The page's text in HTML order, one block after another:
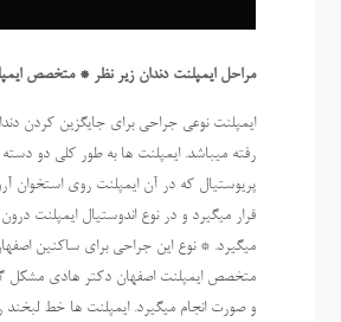
مراحل ایمپلنت دندان زیر نظر * متخصص
ایمپلنت نوعی جراحی برای جایگزین کردن
رفته میباشد. ایمپلنت ها به طور کلی دو
پریوستیال که در آن ایمپلنت روی استخوان
قرار میگیرد و در نوع اندوستیال ایمپلنت درون
میگیرد. * نوع این جراحی برای ساکنین
متخصص ایمپلنت اصفهان دکتر هادی
و صورت انجام میگیرد. ایمپلنت ها خط لبخند